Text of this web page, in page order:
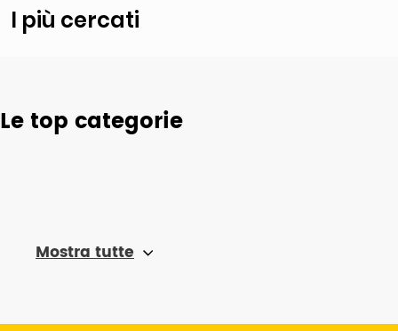
I più cercati
Le top categorie
Mostra tutte